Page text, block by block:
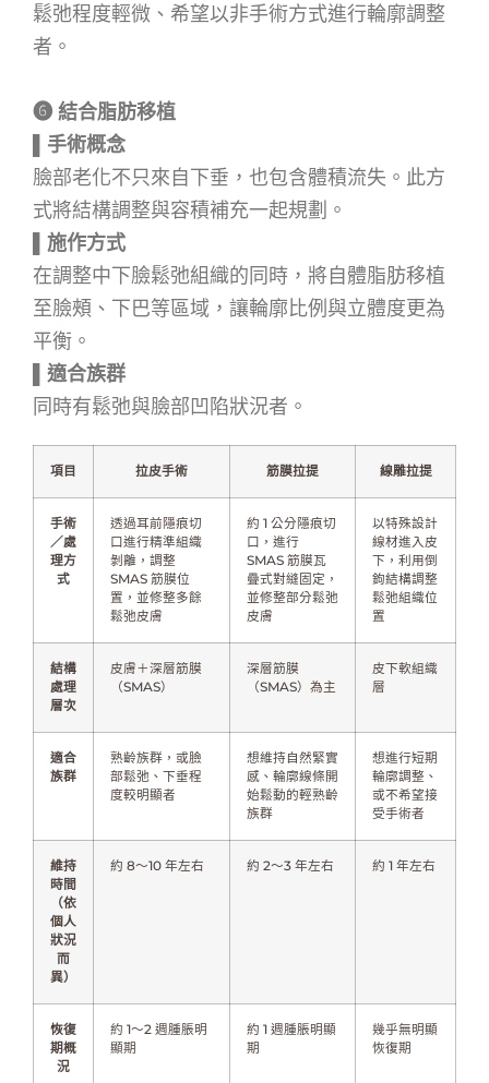
鬆弛程度輕微、希望以非手術方式進行輪廓調整
者。
➏ 結合脂肪移植
▌手術概念
臉部老化不只來自下垂，也包含體積流失。此方
式將結構調整與容積補充一起規劃。
▌施作方式
在調整中下臉鬆弛組織的同時，將自體脂肪移植
至臉頰、下巴等區域，讓輪廓比例與立體度更為
平衡。
適合族群
同時有鬆弛與臉部凹陷狀況者。
項目 拉皮手術 筋膜拉提 線雕拉提
手術
／處
理方
式
透過耳前隱痕切
口進行精準組織
剝離，調整
SMAS 筋膜位
置，並修整多餘
鬆弛皮膚
約 1 公分隱痕切
口，進行
SMAS 筋膜瓦
疊式對縫固定，
並修整部分鬆弛
皮膚
以特殊設計
線材進入皮
下，利用倒
鉤結構調整
鬆弛組織位
置
結構
處理
層次
皮膚＋深層筋膜
（SMAS）
深層筋膜
（SMAS）為主
皮下軟組織
層
適合
族群
熟齡族群，或臉
部鬆弛、下垂程
度較明顯者
想維持自然緊實
感、輪廓線條開
始鬆動的輕熟齡
族群
想進行短期
輪廓調整、
或不希望接
受手術者
維持
時間
（依
個人
狀況
而
異）
約 8～10 年左右 約 2～3 年左右 約 1 年左右
恢復
期概
況
約 1～2 週腫脹明
顯期
約 1 週腫脹明顯
期
幾乎無明顯
恢復期